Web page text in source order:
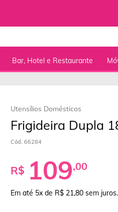
Bar, Hotel e Restaurante
Utensílios Domésticos
Frigideira Dupla
Cód. 66284
R$ 109,00
Em até 5x de R$ 21,80sem juros.